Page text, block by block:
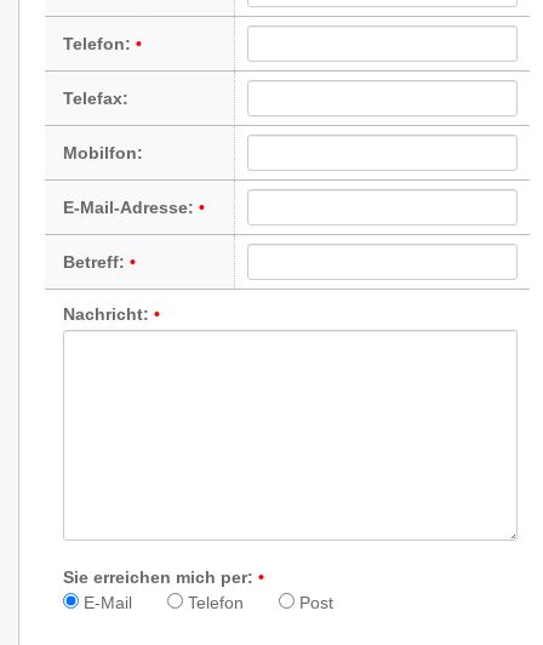
Telefon:
Telefax:
Mobilfon:
E-Mail-Adresse:
Betreff:
Nachricht:
Sie erreichen mich per:
E-Mail
Telefon Post